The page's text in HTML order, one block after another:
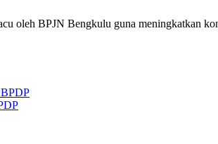
oleh BPJN Bengkulu guna meningkatkan